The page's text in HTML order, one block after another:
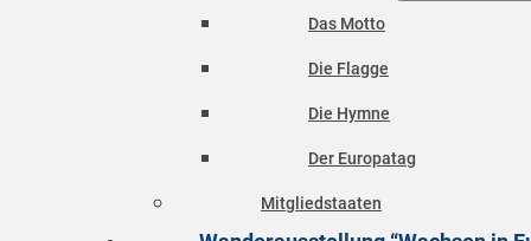
Das Motto
Die Flagge
Die Hymne
Der Europatag
Mitgliedstaaten